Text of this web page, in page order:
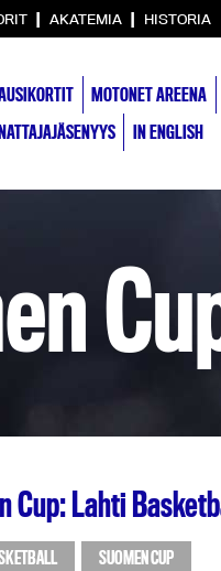
| AKATEMIA | HISTORIA
MOTONET AREENA
IN ENGLISH
Cup: Lahti
SUOMEN CUP